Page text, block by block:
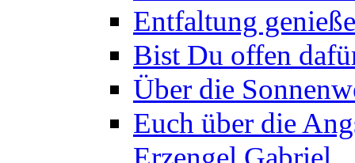
Entfaltung
Bist Du offen
Über die
Euch über die